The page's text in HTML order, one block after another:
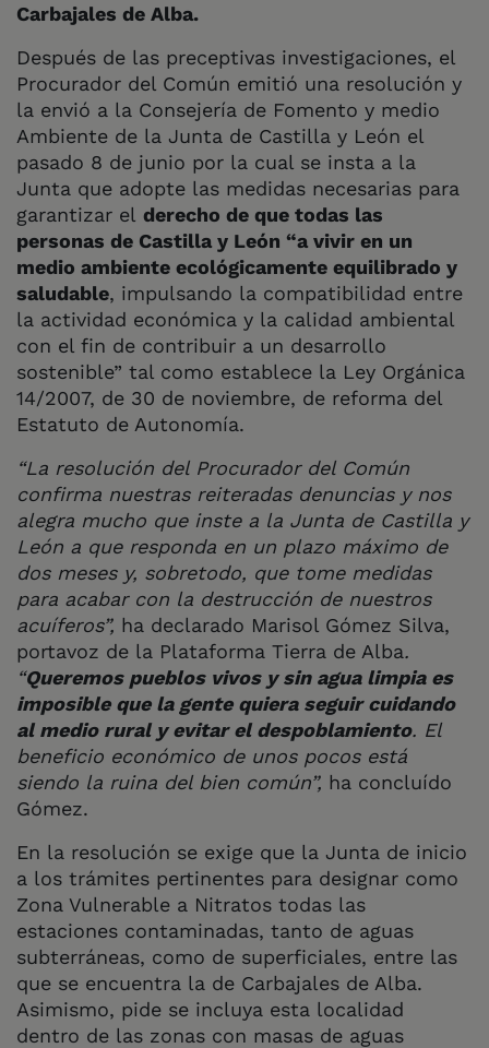
Carbajales de Alba.
Después de las preceptivas investigaciones, el
Procurador del Común emitió una resolución y
la envió a la Consejería de Fomento y medio
Ambiente de la Junta de Castilla y León el
pasado 8 de junio por la cual se insta a la
Junta que adopte las medidas necesarias para
garantizar el derecho de que todas las
personas de Castilla y León “a vivir en un
medio ambiente ecológicamente equilibrado y
saludable, impulsando la compatibilidad entre
la actividad económica y la calidad ambiental
con el fin de contribuir a un desarrollo
sostenible” tal como establece la Ley Orgánica
14/2007, de 30 de noviembre, de reforma del
Estatuto de Autonomía.
“La resolución del Procurador del Común
confirma nuestras reiteradas denuncias y nos
alegra mucho que inste a la Junta de Castilla y
León a que responda en un plazo máximo de
dos meses y, sobretodo, que tome medidas
para acabar con la destrucción de nuestros
acuíferos”, ha declarado Marisol Gómez Silva,
portavoz de la Plataforma Tierra de Alba.
“Queremos pueblos vivos y sin agua limpia es
imposible que la gente quiera seguir cuidando
al medio rural y evitar el despoblamiento. El
beneficio económico de unos pocos está
siendo la ruina del bien común”, ha concluído
Gómez.
En la resolución se exige que la Junta de inicio
a los trámites pertinentes para designar como
Zona Vulnerable a Nitratos todas las
estaciones contaminadas, tanto de aguas
subterráneas, como de superficiales, entre las
que se encuentra la de Carbajales de Alba.
Asimismo, pide se incluya esta localidad
dentro de las zonas con masas de aguas